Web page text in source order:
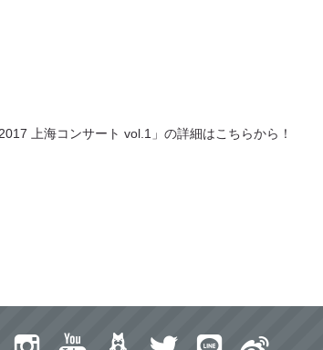
上海コンサート vol.1」の詳細はこちらから！